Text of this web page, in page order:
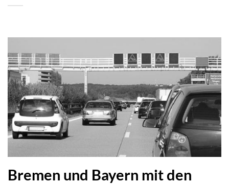
Bremen und Bayern mit den